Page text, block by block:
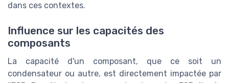
dans ces contextes.
Influence sur les capacités des
composants
La capacité d'un composant, que ce soit un
condensateur ou autre, est directement impactée par